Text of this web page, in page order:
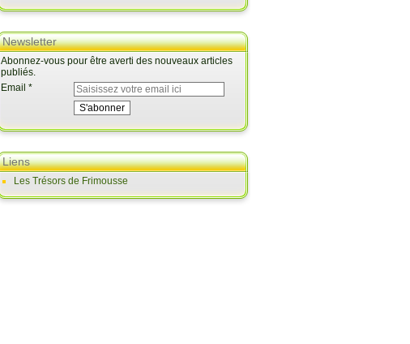
Newsletter
Abonnez-vous pour être averti des nouveaux articles
publiés.
Email
Liens
Les Trésors de Frimousse